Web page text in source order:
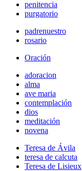
penitencia
purgatorio
padrenuestro
rosario
Oración
adoracion
alma
ave maria
contemplación
dios
meditación
novena
Teresa de Ávila
teresa de calcuta
Teresa de Lisieux